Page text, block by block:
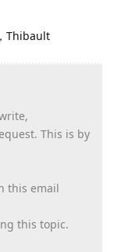
Thibault
This is by
this email
this topic.